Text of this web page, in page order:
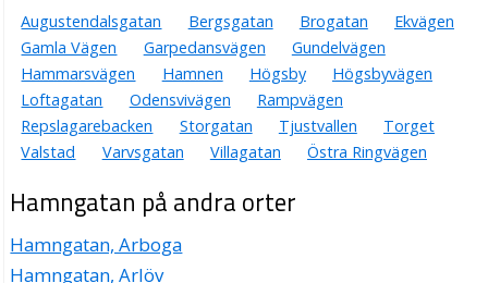
Augustendalsgatan Bergsgatan Brogatan
Ekvägen
Gamla Vägen
Garpedansvägen
Gundelvägen
Hammarsvägen
Hamnen Högsby
Högsbyvägen
Loftagatan
Odensvivägen
Rampvägen
Repslagarebacken
Storgatan Tjustvallen
Torget
Valstad
Varvsgatan Villagatan Östra Ringvägen
Hamngatan på andra orter
Hamngatan, Arboga
Hamngatan, Arlöv